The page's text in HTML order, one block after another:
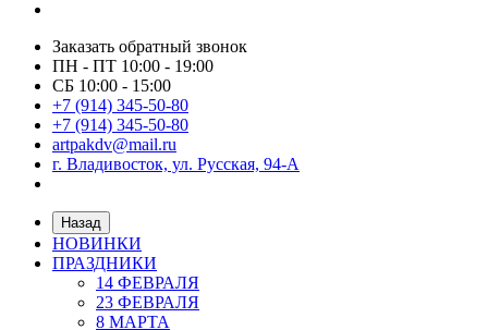
Заказать обратный звонок
ПН - ПТ 10:00 - 19:00
СБ 10:00 - 15:00
+7 (914) 345-50-80
+7 (914) 345-50-80
artpakdv@mail.ru
г. Владивосток, ул. Русская, 94-А
Назад
НОВИНКИ
ПРАЗДНИКИ
14 ФЕВРАЛЯ
23 ФЕВРАЛЯ
8 МАРТА